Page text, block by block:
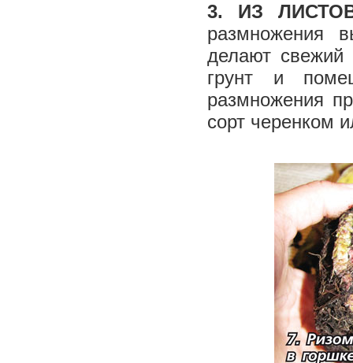
3. ИЗ
размножения
делают свежий
грунт и
размножения
сорт черенком